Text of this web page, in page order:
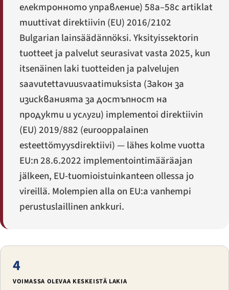
електронното управление) 58a–58c artiklat
muuttivat direktiivin (EU) 2016/2102
Bulgarian lainsäädännöksi. Yksityissektorin
tuotteet ja palvelut seurasivat vasta 2025, kun
itsenäinen laki tuotteiden ja palvelujen
saavutettavuusvaatimuksista (Закон за
изискванията за достъпност на
продукти и услуги) implementoi direktiivin
(EU) 2019/882 (eurooppalainen
esteettömyysdirektiivi) — lähes kolme vuotta
EU:n 28.6.2022 implementointimääräajan
jälkeen, EU-tuomioistuinkanteen ollessa jo
vireillä. Molempien alla on EU:a vanhempi
perustuslaillinen ankkuri.
4
VOIMASSA OLEVAA KESKEISTÄ LAKIA